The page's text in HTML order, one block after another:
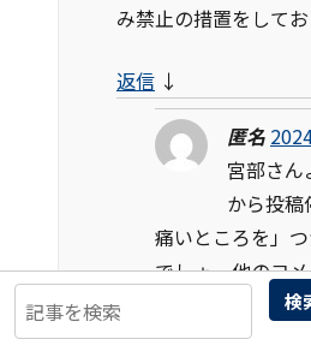
検
み禁止の措置をしてお
返信 ↓
匿名
宮部さ
から投稿
痛いところを」
でしょ。他のコ
が、どんだけコ
ー